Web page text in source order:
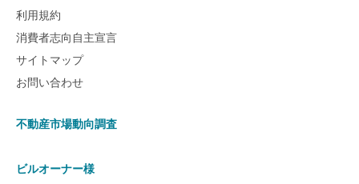
利用規約
消費者志向自主宣言
サイトマップ
お問い合わせ
不動産市場動向調査
ビルオーナー様